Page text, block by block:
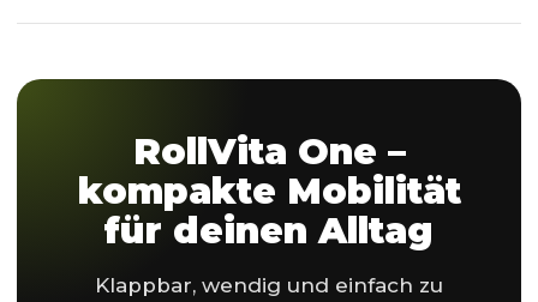
RollVita One –
kompakte Mobilität
für deinen Alltag
Klappbar, wendig und einfach zu